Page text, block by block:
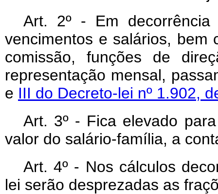
Art. 2º - Em
vencimentos e salários, bem
comissão, funções de
representação mensal,
e III do Decreto-lei nº 1.902,
Art. 3º - Fica elevado
valor do salário-família, a
Art. 4º - Nos cálculos
lei serão desprezadas as